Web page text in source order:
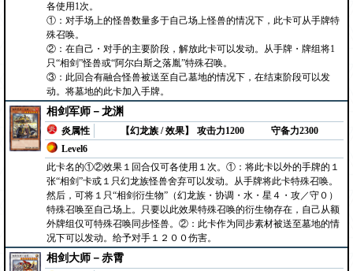
各使用1次。
①：对手场上的怪兽数量多于自己场上怪兽的情况下，此卡可从手牌特
殊召唤。
②：在自己・对手的主要阶段，解放此卡可以发动。从手牌・牌组将1
只“相剑”怪兽或“阿尔白斯之落胤”特殊召唤。
③：此回合有融合怪兽被送至自己墓地的情况下，在结束阶段可以发
动。将墓地的此卡加入手牌。
相剑军师－龙渊
炎属性
【幻龙族 / 效果】
Level6
攻击力1200 守备力2300
此卡名的①②效果１回合仅可各使用１次。①：将此卡以外的手牌的１
张“相剑”卡或１只幻龙族怪兽舍弃可以发动。从手牌将此卡特殊召唤。
然后，可将１只“相剑衍生物”（幻龙族・协调・水・星４・攻／守０）
特殊召唤至自己场上。只要以此效果特殊召唤的衍生物存在，自己从额
外牌组仅可特殊召唤同步怪兽。②：此卡作为同步素材被送至墓地的情
况下可以发动。给予对手１２００伤害。
相剑大师－赤霄